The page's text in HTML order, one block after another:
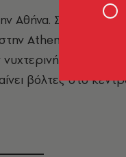
Αθήνα. Σπούδασε
Athens Voice. Της
Αθήνα.
βόλτες στο